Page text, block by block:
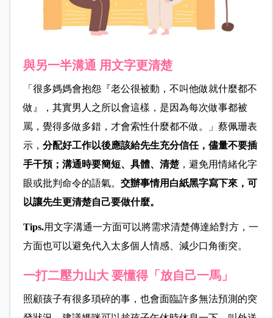
與另一半溝通 用文字更清楚
「很多媽媽會抱怨『老公很被動，不叫他做就什麼都不
做』，其實男人之所以會這樣，是因為每次做事都被
罵，覺得多做多錯，才會索性什麼都不做。」蔡佩珊表
示， 分配好工作以後應該給先生充分信任，儘量不要插
手干預；溝通時要簡短、具體、清楚，避免用情緒化字
眼或批判命令的語氣。 交辦事情用白紙黑字寫下來，可
以讓先生更清楚自己要做什麼。
Tips.用文字溝通一方面可以將需求清楚傳達給對方，一
方面也可以避免代入太多個人情感、減少口角衝突。
一打二壓力山大 要懂得「放自己一馬」
照顧孩子有很多瑣碎的事，也會面臨許多無法預測的突